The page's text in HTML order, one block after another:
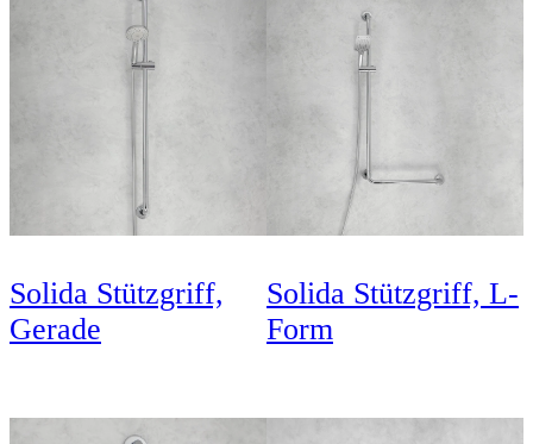
Solida Stützgriff,
Gerade
Solida Stützgriff, L-
Form